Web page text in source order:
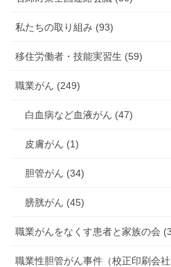
私たちの取り組み (93)
移住労働者・技能実習生 (59)
職業がん (249)
白血病など血液がん (47)
皮膚がん (1)
胆管がん (34)
膀胱がん (45)
職業がんをなくす患者と家族の会
職業性胆管がん事件（校正印刷会